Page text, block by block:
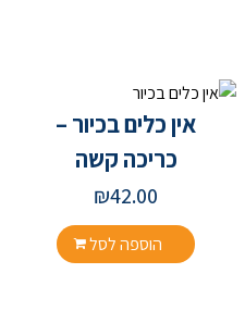
אין כלים בכיור –
כריכה קשה
₪42.00
הוספה לסל